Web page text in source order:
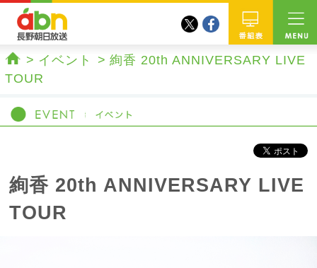
番組
twitterfacebook
ホーム
イベント
絢香 20th ANNIVERSARY LIVE
TOUR
絢香 20th ANNIVERSARY LIVE
TOUR